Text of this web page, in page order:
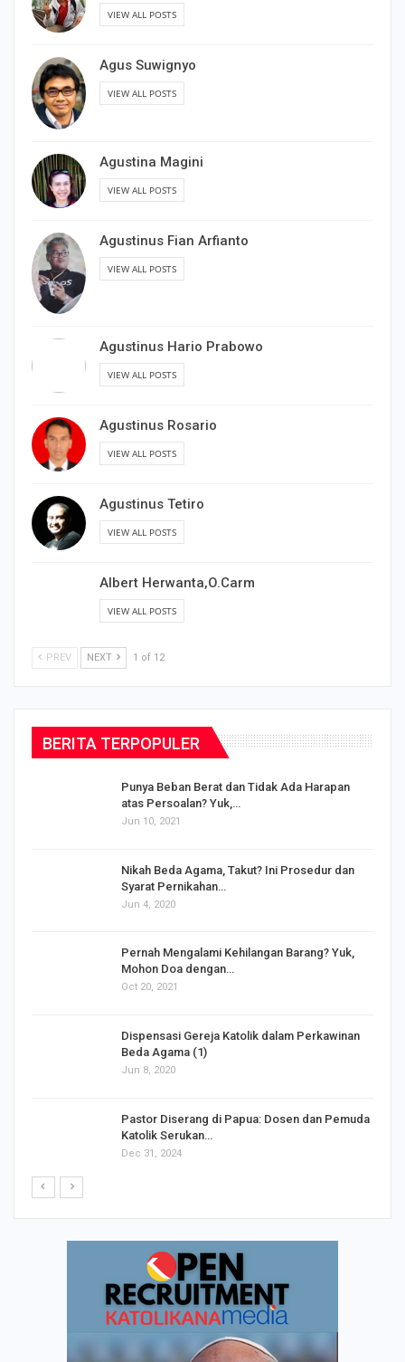
VIEW ALL POSTS
Agus Suwignyo
VIEW ALL POSTS
Agustina Magini
VIEW ALL POSTS
Agustinus Fian Arfianto
VIEW ALL POSTS
Agustinus Hario Prabowo
VIEW ALL POSTS
Agustinus Rosario
VIEW ALL POSTS
Agustinus Tetiro
VIEW ALL POSTS
Albert Herwanta,O.Carm
VIEW ALL POSTS
PREV NEXT 1 of 12
BERITA TERPOPULER
Punya Beban Berat dan Tidak Ada Harapan
atas Persoalan? Yuk,…
Jun 10, 2021
Nikah Beda Agama, Takut? Ini Prosedur dan
Syarat Pernikahan…
Jun 4, 2020
Pernah Mengalami Kehilangan Barang? Yuk,
Mohon Doa dengan…
Oct 20, 2021
Dispensasi Gereja Katolik dalam Perkawinan
Beda Agama (1)
Jun 8, 2020
Pastor Diserang di Papua: Dosen dan Pemuda
Katolik Serukan…
Dec 31, 2024